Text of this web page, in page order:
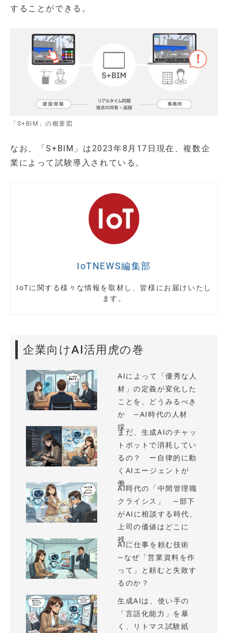
することができる。
「S+BIM」の概要図
なお、「S+BIM」は2023年8月17日現在、複数企
業によって試験導入されている。
IoTNEWS編集部
IoTに関する様々な情報を取材し、皆様にお届けいたし
ます。
企業向けAI活用虎の巻
AIによって「優秀な人
材」の定義が変化した
ことを、どうみるべき
か —AI時代の人材
採...
まだ、生成AIのチャッ
トボットで消耗してい
るの？ ー自律的に動
くAIエージェントが
働...
AI時代の「中間管理職
クライシス」 —部下
がAIに相談する時代、
上司の価値はどこに
残...
AIに仕事を頼む技術
—なぜ「営業資料を作
って」と頼むと失敗す
るのか？
生成AIは、使い手の
「言語化能力」を暴
く、リトマス試験紙